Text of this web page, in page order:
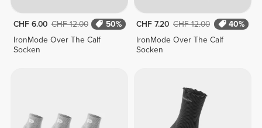
CHF 6.00 CHF 12.00
50%
IronMode Over The Calf
Socken
CHF 7.20 CHF 12.00
40%
IronMode Over The Calf
Socken